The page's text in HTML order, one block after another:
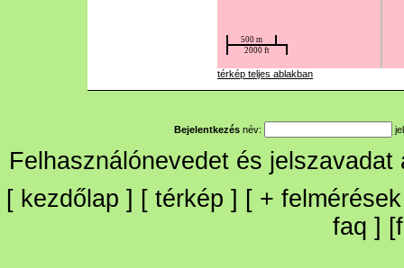
térkép teljes ablakban
Bejelentkezés név:
Felhasználónevedet és
[ kezdőlap ] [ térkép ] [ + felmérések
faq ] [